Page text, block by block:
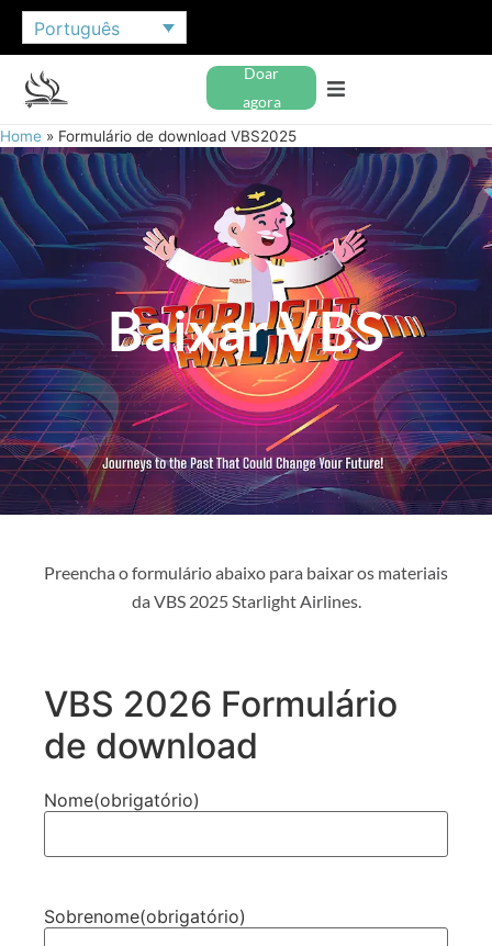
Português
Doar
agora
Home » Formulário de download VBS2025
Baixar VBS
Preencha o formulário abaixo para baixar os materiais
da VBS 2025 Starlight Airlines.
VBS 2026 Formulário
de download
Nome(obrigatório)
Sobrenome(obrigatório)